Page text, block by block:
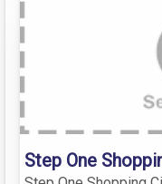
Step One